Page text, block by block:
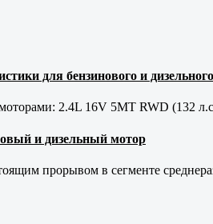
для бензинового и
2.4L 16V 5MT RWD (132
и дизельный мотор
прорывом в сегменте